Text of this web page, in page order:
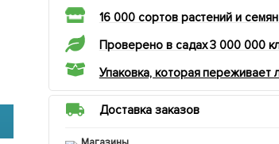
16 000 сортов растений и
Проверено в садах 3 000 000
Упаковка, которая переживает
Доставка заказов